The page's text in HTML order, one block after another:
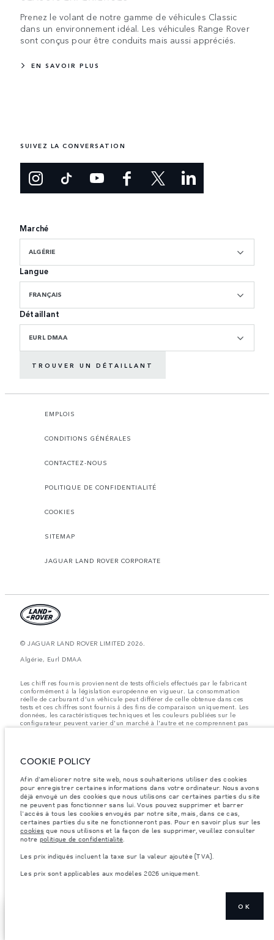
Prenez le volant de notre gamme de véhicules Classic
dans un environnement idéal. Les véhicules Range Rover
sont conçus pour être conduits mais aussi appréciés.
EN SAVOIR PLUS
SUIVEZ LA CONVERSATION
Marché
ALGÉRIE
Langue
FRANÇAIS
Détaillant
EURL DMAA
TROUVER UN DÉTAILLANT
EMPLOIS
CONDITIONS GÉNÉRALES
CONTACTEZ-NOUS
POLITIQUE DE CONFIDENTIALITÉ
COOKIES
SITEMAP
JAGUAR LAND ROVER CORPORATE
© JAGUAR LAND ROVER LIMITED 2026.
Algérie, Eurl DMAA
Les chiff res fournis proviennent de tests officiels effectués par le fabricant
conformément å la législation européenne en vigueur. La consommation
réelle de carburant d'un véhicule peut différer de celle obtenue dans ces
tests et ces chiffres sont fournis å des fins de comparaison uniquement. Les
données, les caractéristiques techniques et les couleurs publiées sur le
configurateur peuvent varier d'un marché à l'autre et ne comprennent pas
Les accessoires et autres éléments montés après le point de fabrication
véhicule, les charges maximales par essieu et la charge utile ne sont pas
dépassés lorsque vous chargez des accessoires, des occupants, des liquides
et des carburants.
Remarque importante sur les images et les spécifications.
mondiale de semi-conducteurs affecte actuellement les spécifications de
construction des véhicules, la disponibilité des options et les délais de
construction. Cette situation s’avère très fluctuante, et par conséquent, les
images utilisées actuellement sur le site Web peuvent ne pas refléter
caractéristiques, les options, les finitions et les combinaisons de couleurs.
restrictions actuelles et faire un choix éclairé
COOKIE POLICY
Afin d'améliorer notre site web, nous souhaiterions utiliser des cookies
pour enregistrer certaines informations dans votre ordinateur. Nous avons
déjà envoyé un des cookies que nous utilisons car certaines parties du site
ne peuvent pas fonctionner sans lui. Vous pouvez supprimer et barrer
l'accès à tous les cookies envoyés par notre site, mais, dans ce cas,
certaines parties du site ne fonctionneront pas. Pour en savoir plus sur les
cookies que nous utilisons et la façon de les supprimer, veuillez consulter
notre politique de confidentialité.
Les prix indiqués incluent la taxe sur la valeur ajoutée (TVA).
Les prix sont applicables aux modèles 2026 uniquement.
OK